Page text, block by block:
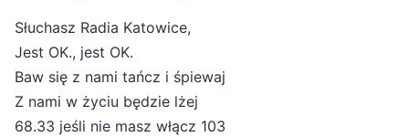
Słuchasz Radia Katowice,
Jest OK., jest OK.
Baw się z nami tańcz i śpiewaj
Z nami w życiu będzie lżej
68.33 jeśli nie masz włącz 103